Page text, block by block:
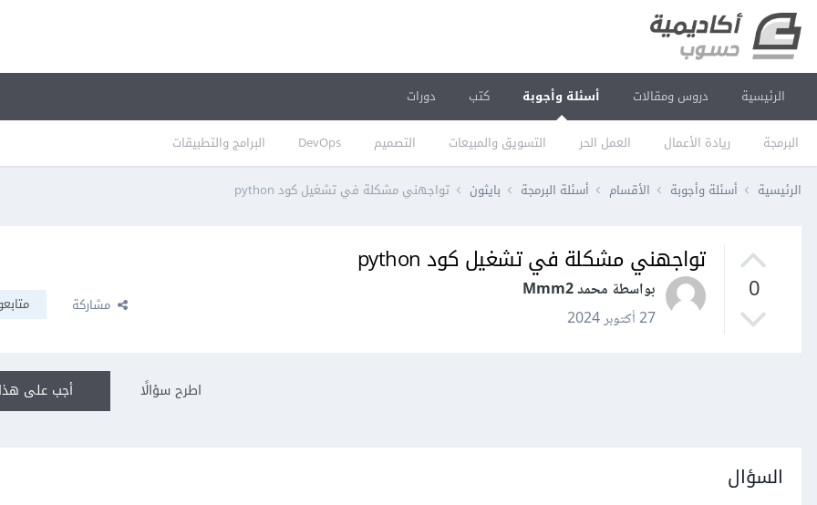
الرئيسية دروس ومقالات أسئلة وأجوبة
البرمجة ريادة الأعمال العمل الحر التسويق والمبيعات التصميم DevOps البرامج والتطبيقات
كتب دورات
الرئيسية أسئلة وأجوبة الأقسام أسئلة البرمجة بايثون تواجهني مشكلة في تشغيل كود python
0
تواجهني مشكلة في تشغيل كود python
بواسطة محمد Mmm2
27 أكتوبر 2024
مشاركة
أجب على اطرح سؤالًا
السؤال